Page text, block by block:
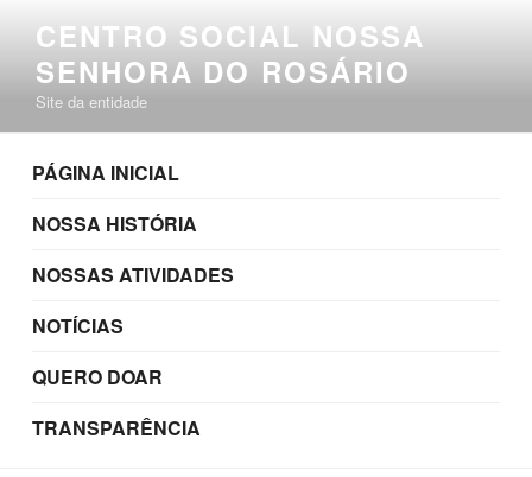
conteúdo
CENTRO SOCIAL NOSSA
SENHORA DO ROSÁRIO
Site da entidade
PÁGINA INICIAL
NOSSA HISTÓRIA
NOSSAS ATIVIDADES
NOTÍCIAS
QUERO DOAR
TRANSPARÊNCIA